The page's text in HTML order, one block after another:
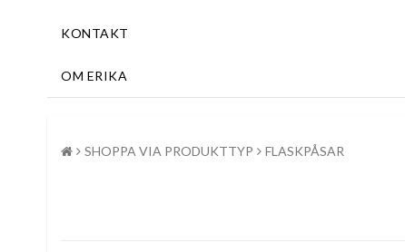
KONTAKT
OM ERIKA
SHOPPA VIA PRODUKTTYP FLASKPÅSAR